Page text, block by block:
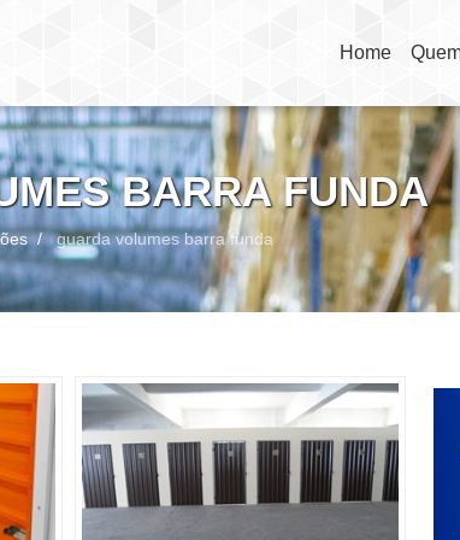
Home
(current)
BARRA FUNDA
guarda volumes barra funda